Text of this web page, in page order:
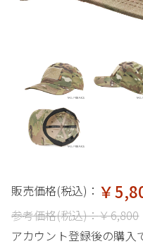
販売価格(税込)： ￥
参考価格(税込)：￥6,800
アカウント登録後の購入